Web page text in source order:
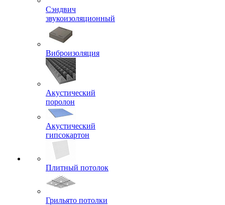
Сэндвич
звукоизоляционный
Виброизоляция
Акустический
поролон
Акустический
гипсокартон
Плитный потолок
Грильято потолки